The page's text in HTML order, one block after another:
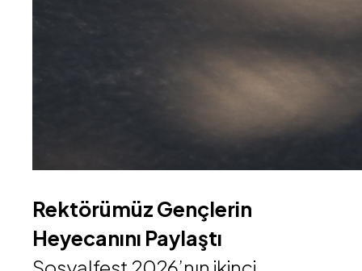
Rektörümüz Gençlerin
Heyecanını Paylaştı